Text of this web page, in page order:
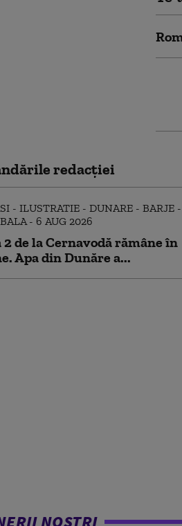
redacţiei
de la Cernavodă rămâne în
Apa din Dunăre a...
NOȘTRI